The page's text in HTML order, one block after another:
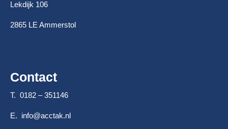
Lekdijk 106
2865 LE Ammerstol
Contact
T. 0182 – 351146
E. info@acctak.nl